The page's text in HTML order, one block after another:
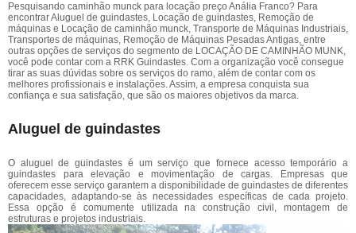
Pesquisando caminhão munck para locação preço Anália Franco? Para
encontrar Aluguel de guindastes, Locação de guindastes, Remoção de
máquinas e Locação de caminhão munck, Transporte de Máquinas Industriais,
Transportes de máquinas, Remoção de Máquinas Pesadas Antigas, entre
outras opções de serviços do segmento de LOCAÇÃO DE CAMINHÃO MUNK,
você pode contar com a RRK Guindastes. Com a organização você consegue
tirar as suas dúvidas sobre os serviços do ramo, além de contar com os
melhores profissionais e instalações. Assim, a empresa conquista sua
confiança e sua satisfação, que são os maiores objetivos da marca.
Aluguel de guindastes
O aluguel de guindastes é um serviço que fornece acesso temporário a
guindastes para elevação e movimentação de cargas. Empresas que
oferecem esse serviço garantem a disponibilidade de guindastes de diferentes
capacidades, adaptando-se às necessidades específicas de cada projeto.
Essa opção é comumente utilizada na construção civil, montagem de
estruturas e projetos industriais.